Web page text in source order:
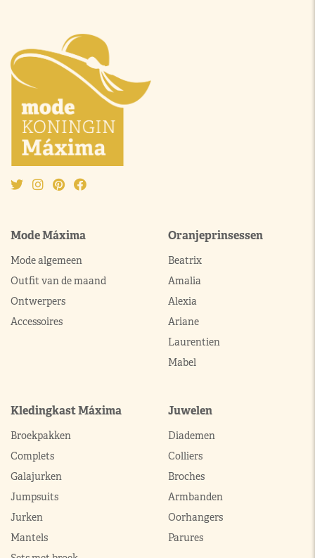
Mode Máxima
Mode algemeen
Outfit van de maand
Ontwerpers
Accessoires
Oranjeprinsessen
Beatrix
Amalia
Alexia
Ariane
Laurentien
Mabel
Kledingkast Máxima
Broekpakken
Complets
Galajurken
Jumpsuits
Jurken
Mantels
Juwelen
Diademen
Colliers
Broches
Armbanden
Oorhangers
Parures